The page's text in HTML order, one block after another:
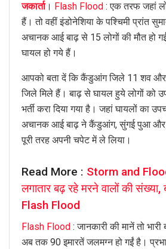
जकार्ता। Flash Flood : एक तरफ जहां
हैं। तो वहीं इंडोनेशिया के पश्चिमी प्रांत
अचानक आई बाढ़ से 15 लोगों की मौत हो
घायल हो गये हैं।
आपको बता दें कि कैंडुआंग जिले 11 शव
जिले मिले हैं। बाढ़ से घायल हुये लोगों को
भर्ती करा दिया गया है। जहां घायलों का
अचानक आई बाढ़ ने कैंडुआंग, सुंगई पुआ और
पूरी तरह अपनी चपेट में ले लिया।
Read More : Storm and
लगातार बढ़ रहे मरने वालों की
Flash Flood
Flash Flood : जानकारी की मानें तो
अब तक 90 इमारतें जलमग्न हो गईं है।